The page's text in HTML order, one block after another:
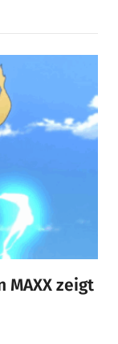
MAXX zeigt